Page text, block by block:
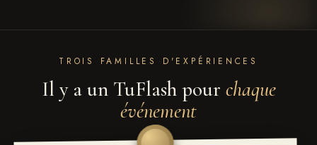
TROIS FAMILLES D'EXPÉRIENCES
Il y a un TuFlash pour chaque
événement